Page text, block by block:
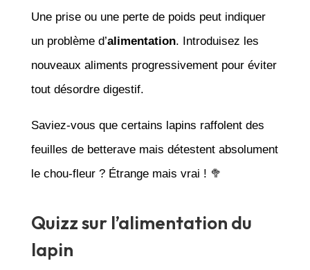
Une prise ou une perte de poids peut indiquer
un problème d’alimentation. Introduisez les
nouveaux aliments progressivement pour éviter
tout désordre digestif.
Saviez-vous que certains lapins raffolent des
feuilles de betterave mais détestent absolument
le chou-fleur ? Étrange mais vrai ! 🥦
Quizz sur l’alimentation du
lapin